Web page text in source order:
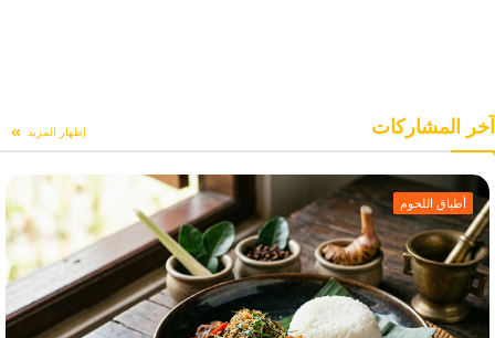
آخر المشاركات إظهار المزيد
أطباق اللحوم